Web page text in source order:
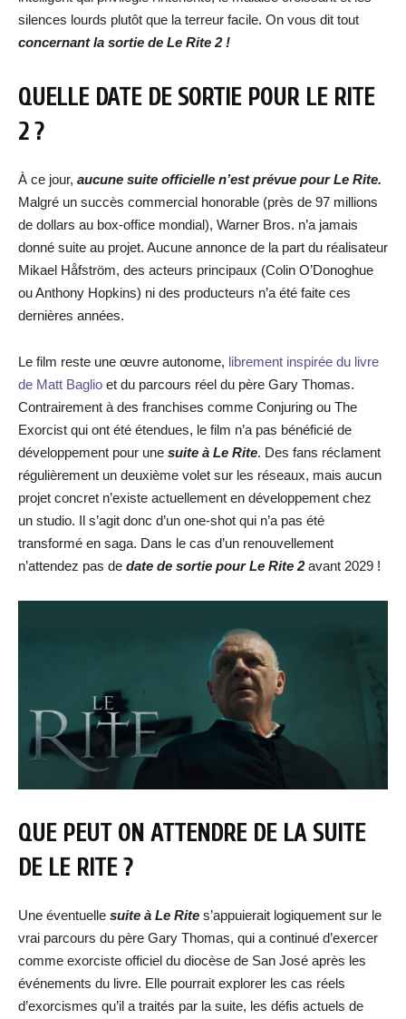
silences lourds plutôt que la terreur facile. On vous dit tout
concernant la sortie de Le Rite 2 !
QUELLE DATE DE SORTIE POUR LE RITE
2 ?
À ce jour, aucune suite officielle n’est prévue pour Le Rite.
Malgré un succès commercial honorable (près de 97 millions
de dollars au box-office mondial), Warner Bros. n’a jamais
donné suite au projet. Aucune annonce de la part du réalisateur
Mikael Håfström, des acteurs principaux (Colin O’Donoghue
ou Anthony Hopkins) ni des producteurs n’a été faite ces
dernières années.
Le film reste une œuvre autonome, librement inspirée du livre
de Matt Baglio et du parcours réel du père Gary Thomas.
Contrairement à des franchises comme Conjuring ou The
Exorcist qui ont été étendues, le film n’a pas bénéficié de
développement pour une suite à Le Rite. Des fans réclament
régulièrement un deuxième volet sur les réseaux, mais aucun
projet concret n’existe actuellement en développement chez
un studio. Il s’agit donc d’un one-shot qui n’a pas été
transformé en saga. Dans le cas d’un renouvellement
n’attendez pas de date de sortie pour Le Rite 2avant 2029 !
QUE PEUT ON ATTENDRE DE LA SUITE
DE LE RITE ?
Une éventuelle suite à Le Rite s’appuierait logiquement sur le
vrai parcours du père Gary Thomas, qui a continué d’exercer
comme exorciste officiel du diocèse de San José après les
événements du livre. Elle pourrait explorer les cas réels
d’exorcismes qu’il a traités par la suite, les défis actuels de